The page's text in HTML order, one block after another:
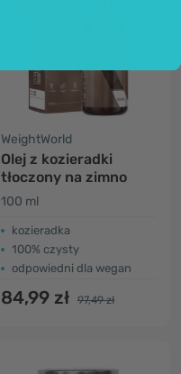
WeightWorld
Olej z kozieradki
tłoczony na zimno
100 ml
kozieradka
100% czysty
odpowiedni dla wegan
84,99 zł 97,49 zł